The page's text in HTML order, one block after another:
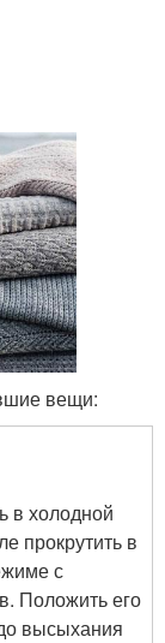
вещи:
в холодной
прокрутить в
с
Положить его
высыхания